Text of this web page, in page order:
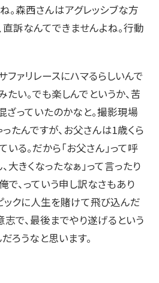
。森西さんはアグレッシブな方
直訴なんてできませんよね。行動
ファリレースにハマるらしいんで
い。でも楽しんでというか、苦
ざっていたのかなと。撮影現場
たんですが、お父さんは1歳くら
る。だから「お父さん」って呼
、大きくなったなぁ」って言ったり
で、っていう申し訳なさもあり
ックに人生を賭けて飛び込んだ
志で、最後までやり遂げるという
ろうなと思います。